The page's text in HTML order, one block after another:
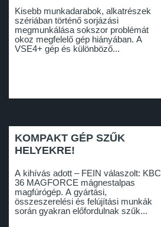
Kisebb munkadarabok, alkatrészek
szériában történő sorjázási
megmunkálása sokszor problémát
okoz megfelelő gép hiányában. A
VSE4+ gép és különböző...
KOMPAKT GÉP SZŰK
HELYEKRE!
A kihívás adott – FEIN válaszolt: KBC
36 MAGFORCE mágnestalpas
magfúrógép. A gyártási,
összeszerelési és felújítási munkák
során gyakran előfordulnak szűk...